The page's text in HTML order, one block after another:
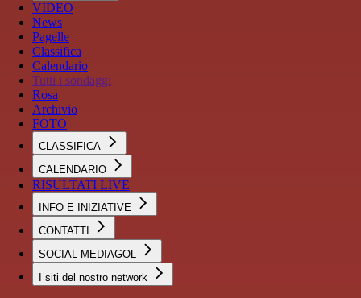
VIDEO
News
Pagelle
Classifica
Calendario
Tutti i sondaggi
Rosa
Archivio
FOTO
CLASSIFICA
CALENDARIO
RISULTATI LIVE
INFO E INIZIATIVE
CONTATTI
SOCIAL MEDIAGOL
I siti del nostro network